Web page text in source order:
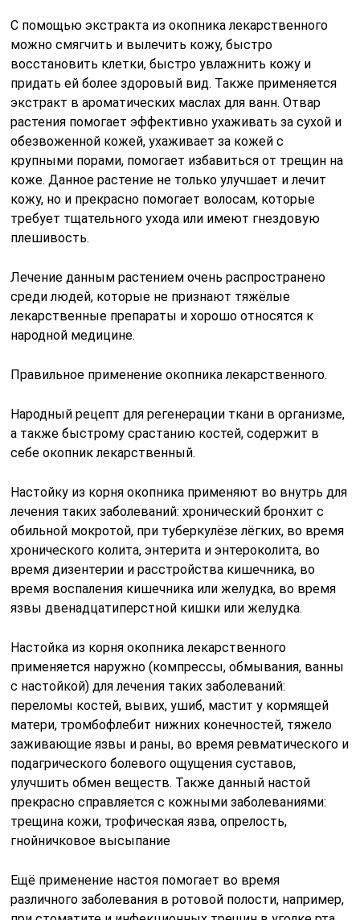
С помощью экстракта из окопника лекарственного
можно смягчить и вылечить кожу, быстро
восстановить клетки, быстро увлажнить кожу и
придать ей более здоровый вид. Также применяется
экстракт в ароматических маслах для ванн. Отвар
растения помогает эффективно ухаживать за сухой и
обезвоженной кожей, ухаживает за кожей с
крупными порами, помогает избавиться от трещин на
коже. Данное растение не только улучшает и лечит
кожу, но и прекрасно помогает волосам, которые
требует тщательного ухода или имеют гнездовую
плешивость.
Лечение данным растением очень распространено
среди людей, которые не признают тяжёлые
лекарственные препараты и хорошо относятся к
народной медицине.
Правильное применение окопника лекарственного.
Народный рецепт для регенерации ткани в организме,
а также быстрому срастанию костей, содержит в
себе окопник лекарственный.
Настойку из корня окопника применяют во внутрь для
лечения таких заболеваний: хронический бронхит с
обильной мокротой, при туберкулёзе лёгких, во время
хронического колита, энтерита и энтероколита, во
время дизентерии и расстройства кишечника, во
время воспаления кишечника или желудка, во время
язвы двенадцатиперстной кишки или желудка.
Настойка из корня окопника лекарственного
применяется наружно (компрессы, обмывания, ванны
с настойкой) для лечения таких заболеваний:
переломы костей, вывих, ушиб, мастит у кормящей
матери, тромбофлебит нижних конечностей, тяжело
заживающие язвы и раны, во время ревматического и
подагрического болевого ощущения суставов,
улучшить обмен веществ. Также данный настой
прекрасно справляется с кожными заболеваниями:
трещина кожи, трофическая язва, опрелость,
гнойничковое высыпание
Ещё применение настоя помогает во время
различного заболевания в ротовой полости, например,